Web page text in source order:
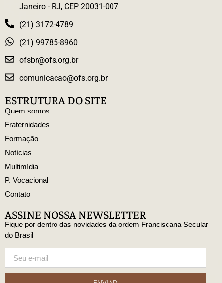
Janeiro - RJ, CEP 20031-007
(21) 3172-4789
(21) 99785-8960
ofsbr@ofs.org.br
comunicacao@ofs.org.br
ESTRUTURA DO SITE
Quem somos
Fraternidades
Formação
Notícias
Multimídia
P. Vocacional
Contato
ASSINE NOSSA NEWSLETTER
Fique por dentro das novidades da ordem Franciscana Secular
do Brasil